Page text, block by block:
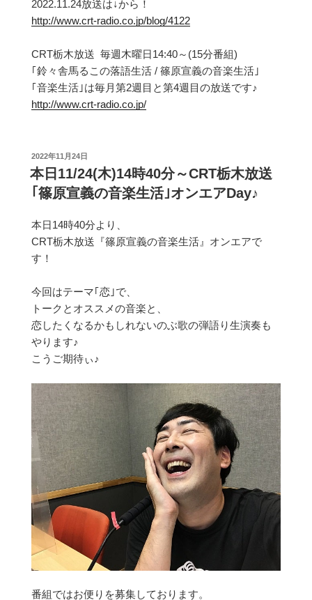
2022.11.24放送は↓から！
http://www.crt-radio.co.jp/blog/4122
CRT栃木放送 毎週木曜日14:40～(15分番組)
｢鈴々舎馬るこの落語生活 / 篠原宣義の音楽生活｣
｢音楽生活｣は毎月第2週目と第4週目の放送です♪
http://www.crt-radio.co.jp/
投
稿
日:
2022年11月24日
本日11/24(木)14時40分～CRT栃木放送
｢篠原宣義の音楽生活｣オンエアDay♪
本日14時40分より、
CRT栃木放送『篠原宣義の音楽生活』オンエアで
す！
今回はテーマ｢恋｣で、
トークとオススメの音楽と、
恋したくなるかもしれないのぶ歌の弾語り生演奏も
やります♪
こうご期待ぃ♪
番組ではお便りを募集しております。